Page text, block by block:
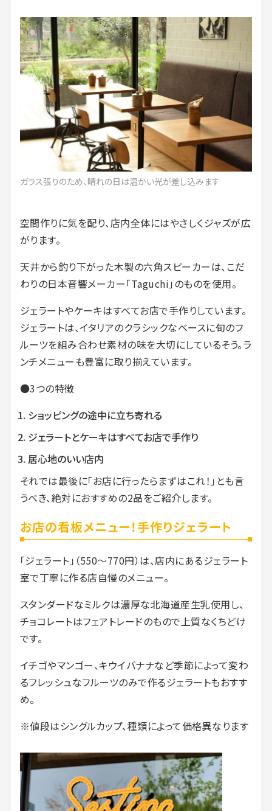
ガラス張りのため、晴れの日は温かい光が差し込みます
空間作りに気を配り、店内全体にはやさしくジャズが広
がります。
天井から釣り下がった木製の六角スピーカーは、こだ
わりの日本音響メーカー「Taguchi」のものを使用。
ジェラートやケーキはすべてお店で手作りしています。
ジェラートは、イタリアのクラシックなベースに旬のフ
ルーツを組み合わせ素材の味を大切にしているそう。ラ
ンチメニューも豊富に取り揃えています。
●3つの特徴
ショッピングの途中に立ち寄れる
ジェラートとケーキはすべてお店で手作り
居心地のいい店内
それでは最後に「お店に行ったらまずはこれ！」とも言
うべき、絶対におすすめの2品をご紹介します。
お店の看板メニュー！手作りジェラート
「ジェラート」（550～770円）は、店内にあるジェラート
室で丁寧に作る店自慢のメニュー。
スタンダードなミルクは濃厚な北海道産生乳使用し、
チョコレートはフェアトレードのもので上質なくちどけ
です。
イチゴやマンゴー、キウイバナナなど季節によって変わ
るフレッシュなフルーツのみで作るジェラートもおすす
め。
※値段はシングルカップ、種類によって価格異なります